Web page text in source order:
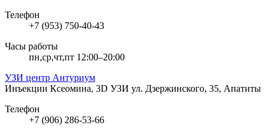
Телефон
+7 (953) 750-40-43
Часы работы
пн,ср,чт,пт 12:00–20:00
УЗИ центр Антуриум
Инъекции Ксеомина, 3D УЗИ ул. Дзержинского, 35, Апатиты
Телефон
+7 (906) 286-53-66